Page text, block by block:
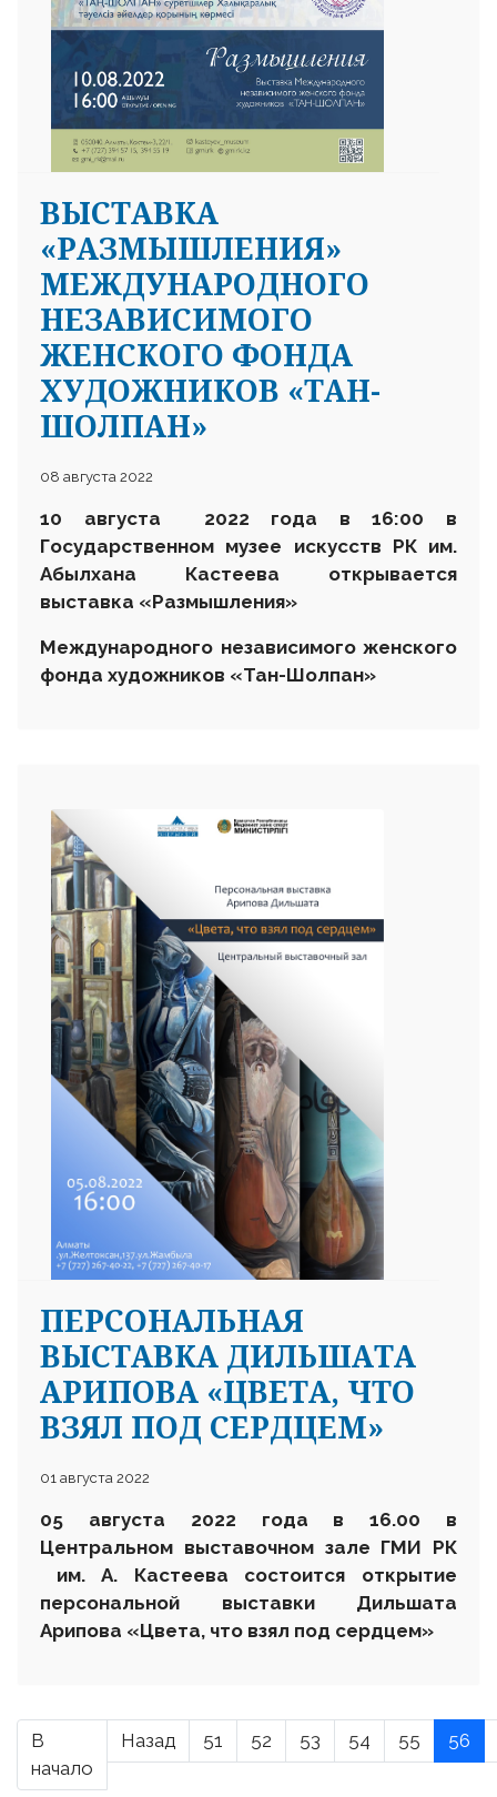
ВЫСТАВКА
«РАЗМЫШЛЕНИЯ»
МЕЖДУНАРОДНОГО
НЕЗАВИСИМОГО
ЖЕНСКОГО ФОНДА
ХУДОЖНИКОВ «ТАН-
ШОЛПАН»
08 августа 2022
10 августа 2022 года в 16:00 в
Государственном музее искусств РК им.
Абылхана Кастеева открывается
выставка «Размышления»
Международного независимого женского
фонда художников «Тан-Шолпан»
ПЕРСОНАЛЬНАЯ
ВЫСТАВКА ДИЛЬШАТА
АРИПОВА «ЦВЕТА, ЧТО
ВЗЯЛ ПОД СЕРДЦЕМ»
01 августа 2022
05 августа 2022 года в 16.00 в
Центральном выставочном зале ГМИ РК
им. А. Кастеева состоится открытие
персональной выставки
Дильшата
Арипова «Цвета, что взял под сердцем»
В
начало
Назад 51 52 53 54 55 56